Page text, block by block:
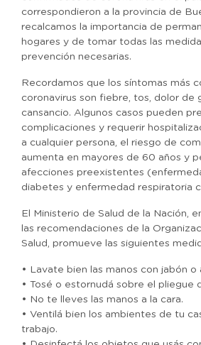
correspondieron a la provincia de
recalcamos la importancia de
hogares y de tomar todas las
prevención necesarias.
Recordamos que los síntomas más
coronavirus son fiebre, tos, dolor de
cansancio. Algunos casos pueden
complicaciones y requerir
a cualquier persona, el riesgo de
aumenta en mayores de 60 años y
afecciones preexistentes
diabetes y enfermedad respiratoria
El Ministerio de Salud de la Nación,
las recomendaciones de la
Salud, promueve las siguientes
• Lavate bien las manos con jabón o
• Tosé o estornudá sobre el pliegue
• No te lleves las manos a la cara.
• Ventilá bien los ambientes de tu
trabajo.